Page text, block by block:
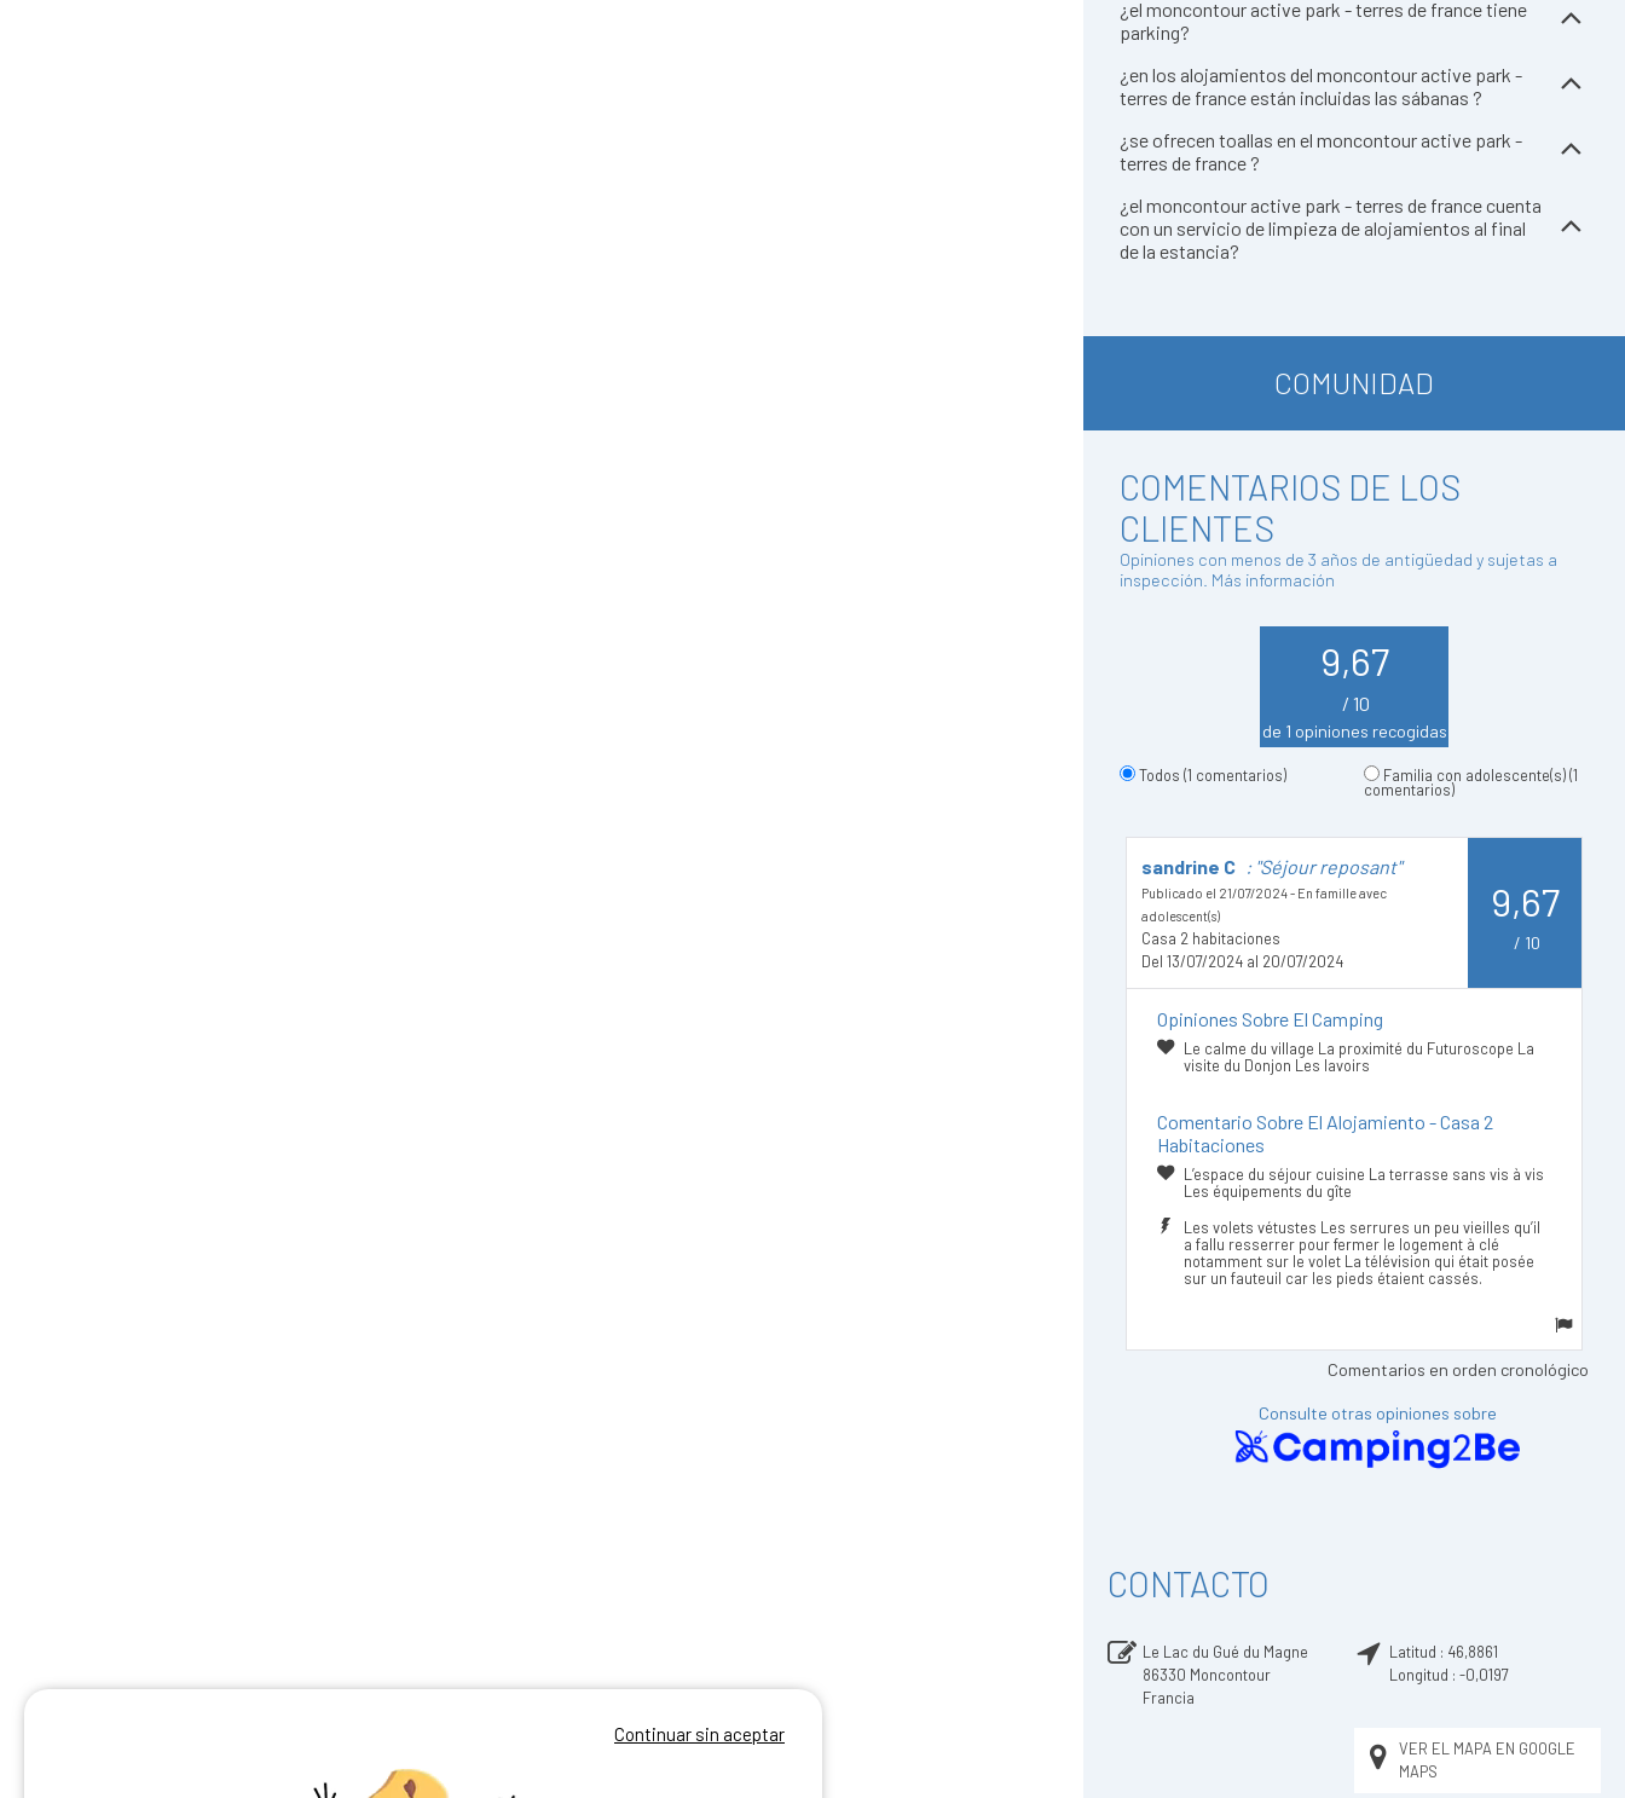
¿el moncontour active park - terres de france tiene
parking?
¿en los alojamientos del moncontour active park -
terres de france están incluidas las sábanas ?
¿se ofrecen toallas en el moncontour active park -
terres de france ?
¿el moncontour active park - terres de france cuenta
con un servicio de limpieza de alojamientos al final
de la estancia?
COMUNIDAD
COMENTARIOS DE LOS
CLIENTES
Opiniones con menos de 3 años de antigüedad y sujetas a
inspección. Más información
9,67
/ 10
de 1 opiniones recogidas
Todos (1 comentarios) Familia con adolescente(s)(1
comentarios)
sandrine C : "Séjour reposant"
Publicado el 21/07/2024 - En famille avec
adolescent(s)
Casa 2 habitaciones
Del 13/07/2024 al 20/07/2024
9,67
/ 10
Opiniones Sobre El Camping
Le calme du village La proximité du Futuroscope La
visite du Donjon Les lavoirs
Comentario Sobre El Alojamiento - Casa 2
Habitaciones
L’espace du séjour cuisine La terrasse sans vis à vis
Les équipements du gîte
Les volets vétustes Les serrures un peu vieilles qu’il
a fallu resserrer pour fermer le logement à clé
notamment sur le volet La télévision qui était posée
sur un fauteuil car les pieds étaient cassés.
Comentarios en orden cronológico
Consulte otras opiniones sobre
CONTACTO
Le Lac du Gué du Magne
86330 Moncontour
Francia
Latitud : 46,8861
Longitud : -0,0197
VER EL MAPA EN GOOGLE
MAPS
Continuar sin aceptar